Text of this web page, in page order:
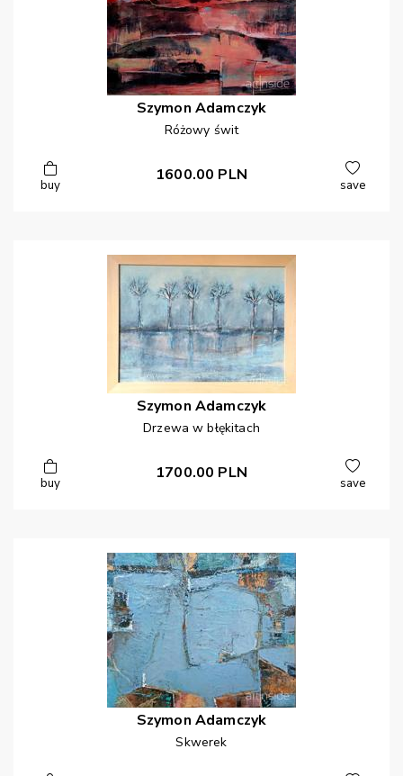
Szymon Adamczyk
Różowy świt
buy
1600.00 PLN
save
Szymon Adamczyk
Drzewa w błękitach
buy
1700.00 PLN
save
Szymon Adamczyk
Skwerek